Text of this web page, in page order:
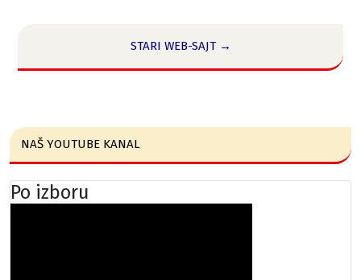
STARI WEB-SAJT →
NAŠ YOUTUBE KANAL
Po izboru